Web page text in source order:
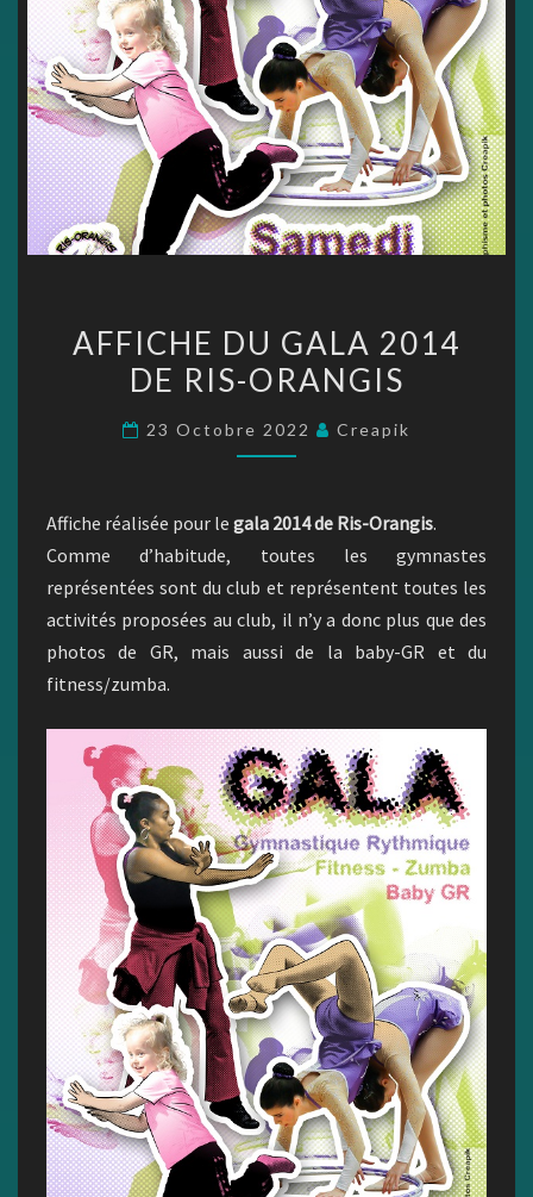
DU
GALA
AFFICHE DU GALA 2014
DE RIS-ORANGIS
23 Octobre 2022 Creapik
Affiche réalisée pour le gala 2014 de Ris-Orangis.
Comme d’habitude, toutes les gymnastes
représentées sont du club et représentent toutes les
activités proposées au club, il n’y a donc plus que des
photos de GR, mais aussi de la baby-GR et du
fitness/zumba.